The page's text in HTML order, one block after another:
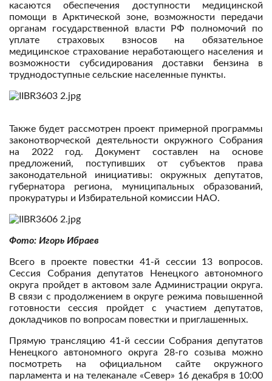
касаются обеспечения доступности медицинской
помощи в Арктической зоне, возможности передачи
органам государственной власти РФ полномочий по
уплате страховых взносов на обязательное
медицинское страхование неработающего населения и
возможности субсидирования доставки бензина в
труднодоступные сельские населенные пункты.
Также будет рассмотрен проект примерной программы
законотворческой деятельности окружного Собрания
на 2022 год. Документ составлен на основе
предложений, поступивших от субъектов права
законодательной инициативы: окружных депутатов,
губернатора региона, муниципальных образований,
прокуратуры и Избирательной комиссии НАО.
Фото: Игорь Ибраев
Всего в проекте повестки 41-й сессии 13 вопросов.
Сессия Собрания депутатов Ненецкого автономного
округа пройдет в актовом зале Администрации округа.
В связи с продолжением в округе режима повышенной
готовности сессия пройдет с участием депутатов,
докладчиков по вопросам повестки и приглашенных.
Прямую трансляцию 41-й сессии Собрания депутатов
Ненецкого автономного округа 28-го созыва можно
посмотреть на официальном сайте окружного
парламента и на телеканале «Север» 16 декабря в 10:00